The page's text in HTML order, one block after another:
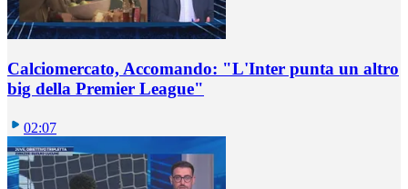
Calciomercato, Accomando: "L'Inter punta un altro
big della Premier League"
02:07